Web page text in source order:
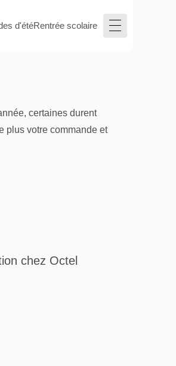
d'étéRentrée scolaire
certaines durent
plus votre commande et
chez Octel